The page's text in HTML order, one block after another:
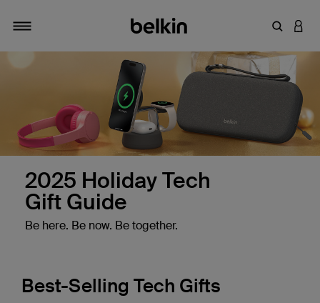
탐색 설정/해제
키워드
2025 Holiday Tech
Gift Guide
Be here. Be now. Be together.
Best-Selling Tech Gifts